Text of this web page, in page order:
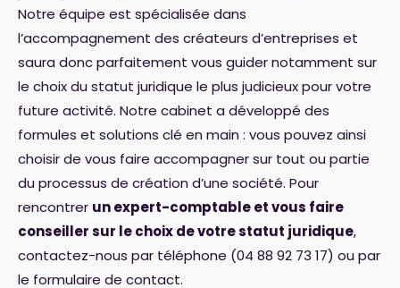
Notre équipe est spécialisée dans
l’accompagnement des créateurs d’entreprises et
saura donc parfaitement vous guider notamment sur
le choix du statut juridique le plus judicieux pour votre
future activité. Notre cabinet a développé des
formules et solutions clé en main : vous pouvez ainsi
choisir de vous faire accompagner sur tout ou partie
du processus de création d’une société. Pour
rencontrer un expert-comptable et vous faire
conseiller sur le choix de votre statut juridique,
contactez-nous par téléphone (04 88 92 73 17) ou par
le formulaire de contact.